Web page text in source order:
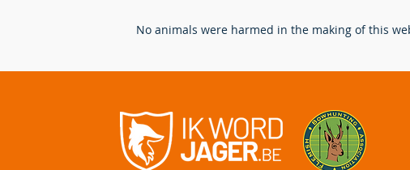
No animals were harmed in the making of this